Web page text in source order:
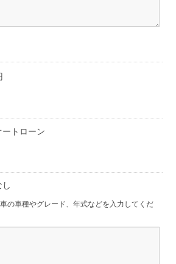
ートローン
し
の車種やグレード、年式などを入力してくだ